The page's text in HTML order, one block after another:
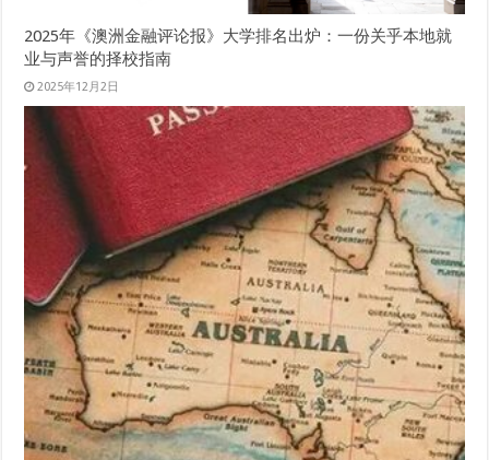
2025年《澳洲金融评论报》大学排名出炉：一份关乎本地就
业与声誉的择校指南
2025年12月2日